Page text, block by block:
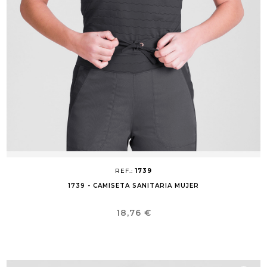
REF.:1739
1739 - CAMISETA SANITARIA MUJER
Precio
18,76 €